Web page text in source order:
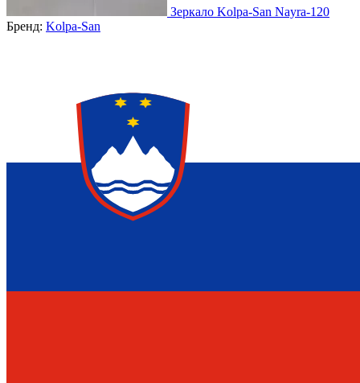
Зеркало Kolpa-San Nayra-120
Бренд: Kolpa-San